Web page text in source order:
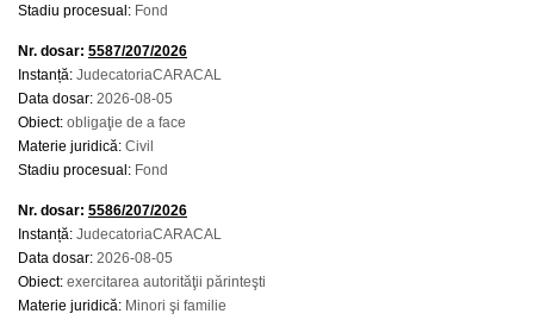
Stadiu procesual: Fond
Nr. dosar: 5587/207/2026
Instanță: JudecatoriaCARACAL
Data dosar: 2026-08-05
Obiect: obligaţie de a face
Materie juridică: Civil
Stadiu procesual: Fond
Nr. dosar: 5586/207/2026
Instanță: JudecatoriaCARACAL
Data dosar: 2026-08-05
Obiect: exercitarea autorităţii părinteşti
Materie juridică: Minori şi familie